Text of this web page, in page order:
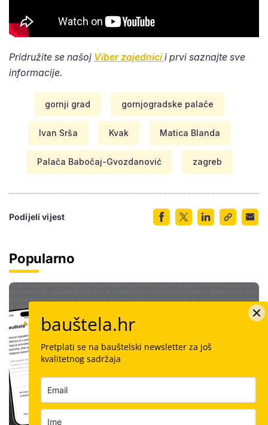
Pridružite se našoj Viber zajednicii prvi saznajte sve
informacije.
gornji grad gornjogradske palače
Ivan Srša Kvak Matica Blanda
Palača Babočaj-Gvozdanović zagreb
Podijeli vijest
Popularno
bauštela.hr
Pretplati se na bauštelski newsletter za još
kvalitetnog sadržaja